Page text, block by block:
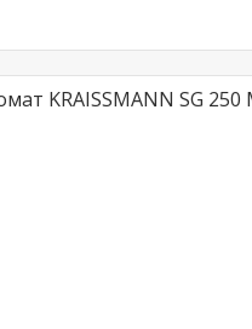
KRAISSMANN SG 250